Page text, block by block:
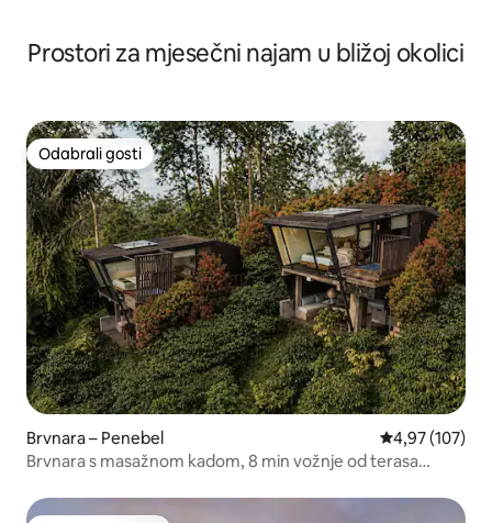
Prostori za mjesečni najam u bližoj okolici
Odabrali gosti
Odabrali gosti
Brvnara – Penebel Prosječna
4,97 (107)
Brvnara s masažnom kadom, 8 min vožnje od terasa